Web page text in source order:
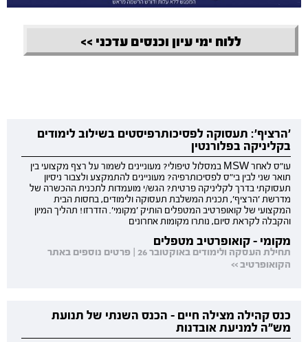
ללוח ימי עיון וכנסים עדכני >>
'הרציף': תעסוקה לפסיכותרפיסטים בשילוב לימודים
בקליניקה בפלורנטין
עו"ס לאחר MSW במסלול טיפולי? מעוניינים לשמור על רצף מקצועי בין
תואר שני לבין בי"ס לפסיכותרפיה? מעוניינים להתמקצע ולצבור ניסיון
תעסוקתי בדרך לקליניקה פרטית? הגש/י מועמדות לתכנית ההכשרה של
מדרשת 'הרציף', תכנית המשלבת תעסוקה ולימודים, בחסות הבית
המקצועי של קואופרטיב המטפלים הותיק 'מקומי'. הזדרזו! תהליך המיון
והקבלה לקראת סיום, נותרו מקומות אחרונים
מקומי - קואופרטיב מטפלים
תחילת העסקה ולימודים באוקטובר 26 | פרטים נוספים באתר
הקואופרטיב >>
כנס קהילה מצילה חיים - הכנס השנתי של תנועת
מש"ה למניעת אובדנות